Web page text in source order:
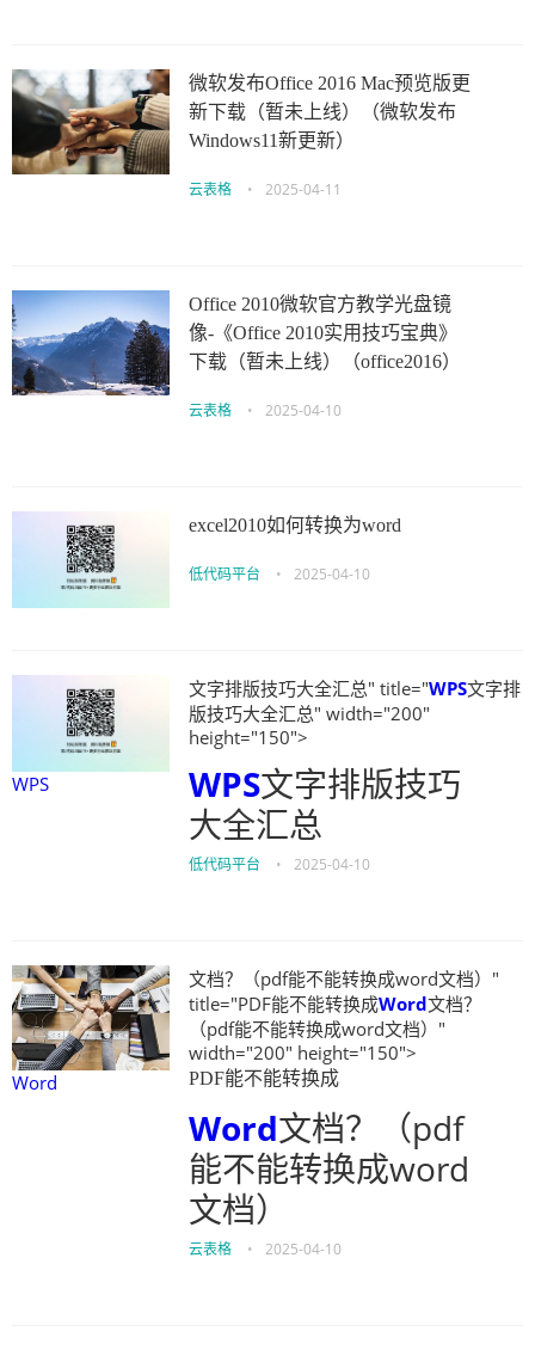
微软发布Office 2016 Mac预览版更
新下载（暂未上线）（微软发布
Windows11新更新）
云表格 • 2025-04-11
Office 2010微软官方教学光盘镜
像-《Office 2010实用技巧宝典》
下载（暂未上线）（office2016）
云表格 • 2025-04-10
excel2010如何转换为word
低代码平台 • 2025-04-10
WPS
文字排版技巧大全汇总" title="WPS文字排
版技巧大全汇总" width="200"
height="150">
WPS文字排版技巧
大全汇总
低代码平台 • 2025-04-10
Word
文档？（pdf能不能转换成word文档）"
title="PDF能不能转换成Word文档？
（pdf能不能转换成word文档）"
width="200" height="150">
PDF能不能转换成
Word文档？（pdf
能不能转换成word
文档）
云表格 • 2025-04-10